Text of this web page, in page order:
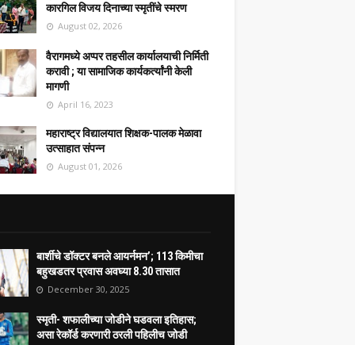
कारगिल विजय दिनाच्या स्मृतींचे स्मरण
August 02, 2026
वैरागमध्ये अप्पर तहसील कार्यालयाची निर्मिती
करावी ; या सामाजिक कार्यकर्त्यांनी केली
मागणी
April 16, 2023
महाराष्ट्र विद्यालयात शिक्षक-पालक मेळावा
उत्साहात संपन्न
August 01, 2026
बार्शीचे डॉक्टर बनले आयर्नमन’; 113 किमीचा
बहुखडतर प्रवास अवघ्या 8.30 तासात
December 30, 2025
स्मृती- शफालीच्या जोडीने घडवला इतिहास;
असा रेकॉर्ड करणारी ठरली पहिलीच जोडी